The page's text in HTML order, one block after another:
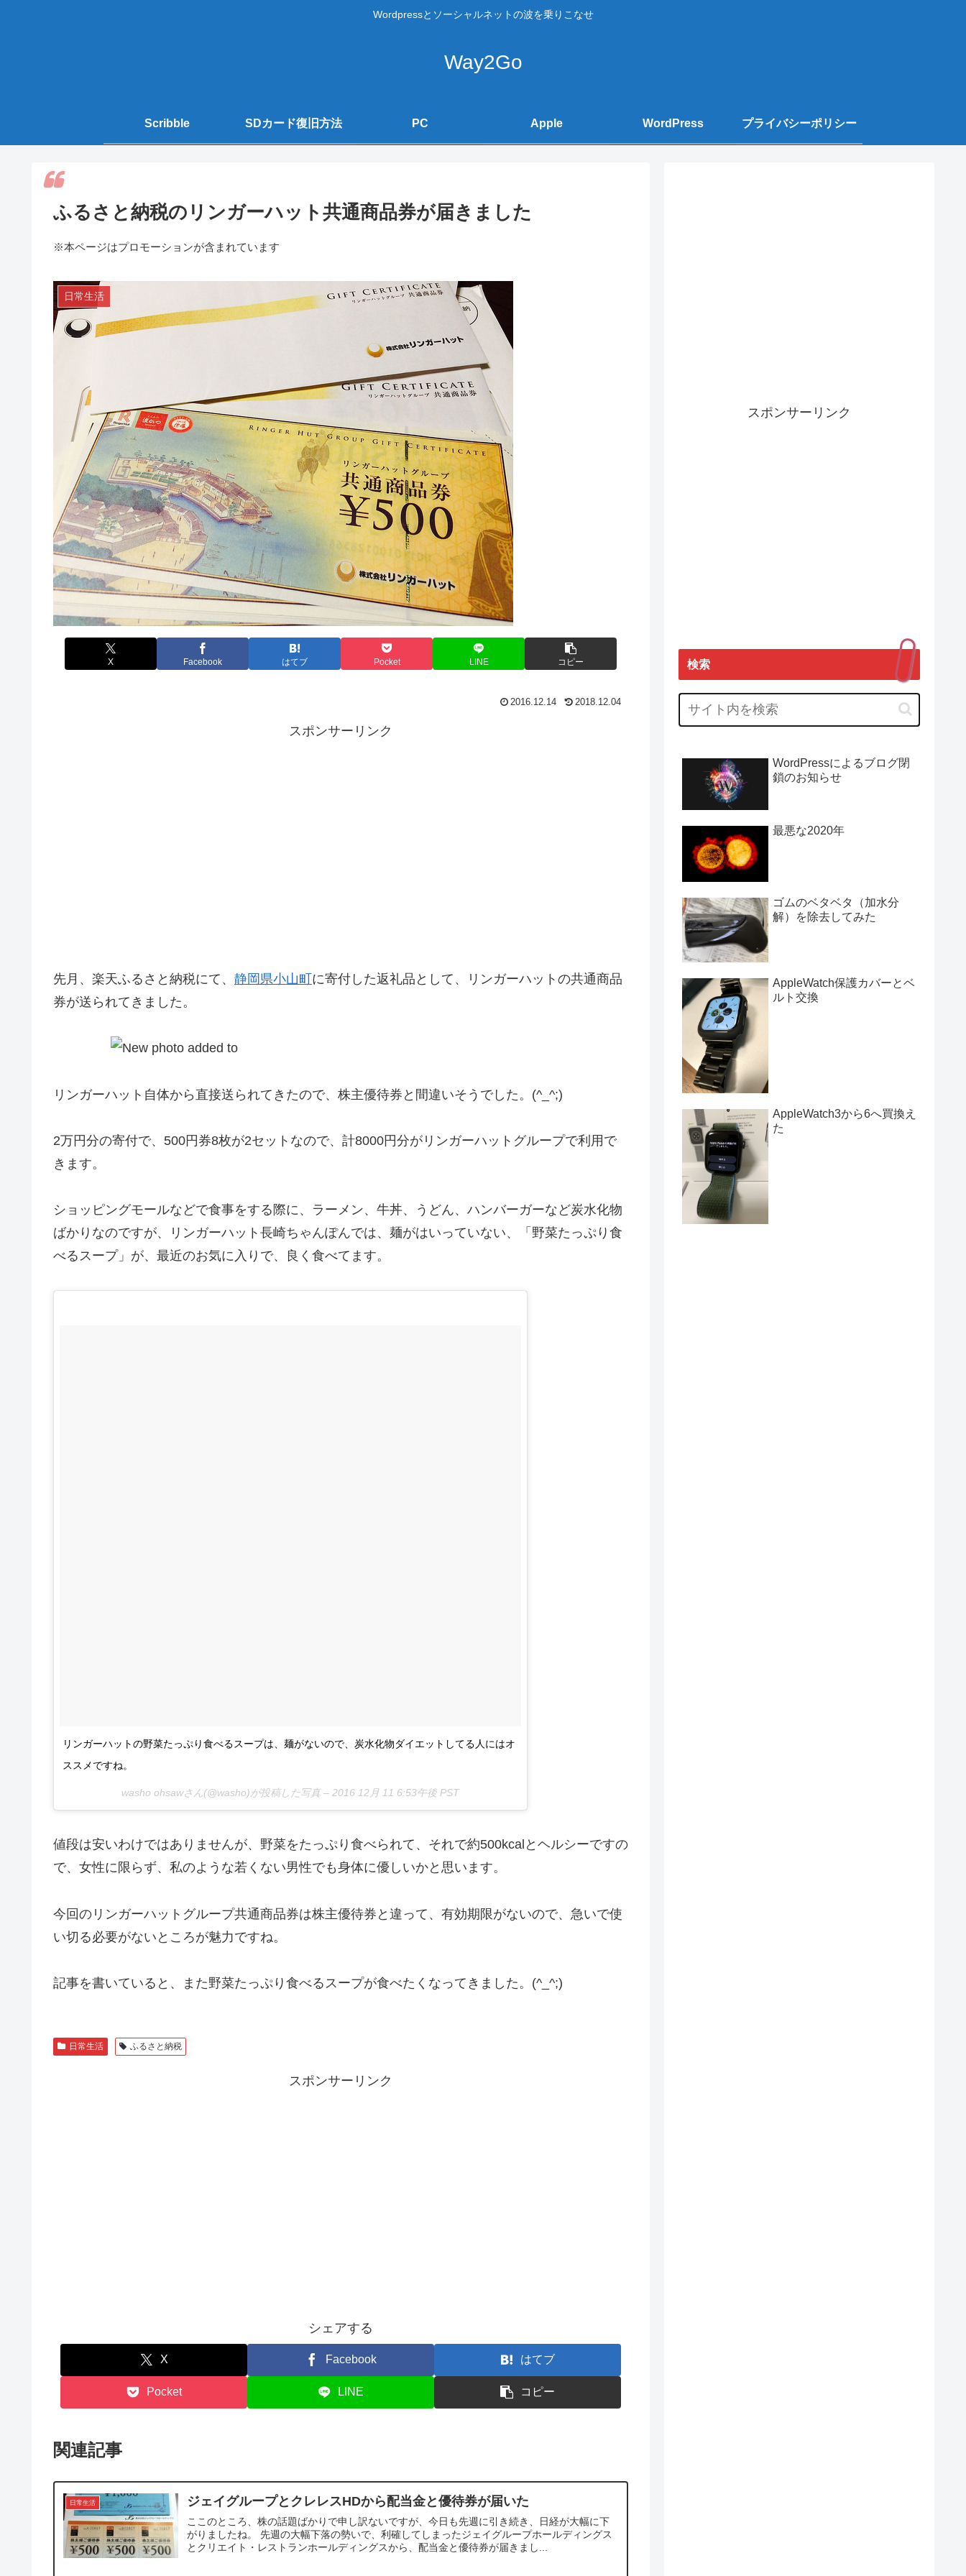
Wordpressとソーシャルネットの波を乗りこなせ
Way2Go
Scribble SDカード復旧方法 PC Apple WordPress プライバシーポリシー
ふるさと納税のリンガーハット共通商品券が届きました
※本ページはプロモーションが含まれています
日常生活
X Facebook はてブ Pocket LINE コピー
2016.12.14 2018.12.04
スポンサーリンク
先月、楽天ふるさと納税にて、 静岡県小山町に寄付した返礼品として、リンガーハットの共通商品
券が送られてきました。
リンガーハット自体から直接送られてきたので、株主優待券と間違いそうでした。(^_^;)
2万円分の寄付で、500円券8枚が2セットなので、計8000円分がリンガーハットグループで利用で
きます。
ショッピングモールなどで食事をする際に、ラーメン、牛丼、うどん、ハンバーガーなど炭水化物
ばかりなのですが、リンガーハット長崎ちゃんぽんでは、麺がはいっていない、「野菜たっぷり食
べるスープ」が、最近のお気に入りで、良く食べてます。
リンガーハットの野菜たっぷり食べるスープは、麺がないので、炭水化物ダイエットしてる人にはオ
ススメですね。
washo ohsawさん(@washo)が投稿した写真 – 2016 12月 11 6:53午後 PST
値段は安いわけではありませんが、野菜をたっぷり食べられて、それで約500kcalとヘルシーですの
で、女性に限らず、私のような若くない男性でも身体に優しいかと思います。
今回のリンガーハットグループ共通商品券は株主優待券と違って、有効期限がないので、急いで使
い切る必要がないところが魅力ですね。
記事を書いていると、また野菜たっぷり食べるスープが食べたくなってきました。(^_^;)
日常生活 ふるさと納税
スポンサーリンク
シェアする
X Facebook はてブ
Pocket LINE コピー
関連記事
日常生活 ジェイグループとクレレスHDから配当金と優待券が届いた
ここのところ、株の話題ばかりで申し訳ないですが、今日も先週に引き続き、日経が大幅に下
がりましたね。 先週の大幅下落の勢いで、利確してしまったジェイグループホールディングス
とクリエイト・レストランホールディングスから、配当金と優待券が届きまし...
スポンサーリンク
検索
WordPressによるブログ閉
鎖のお知らせ
最悪な2020年
ゴムのベタベタ（加水分
解）を除去してみた
AppleWatch保護カバーとベ
ルト交換
AppleWatch3から6へ買換え
た